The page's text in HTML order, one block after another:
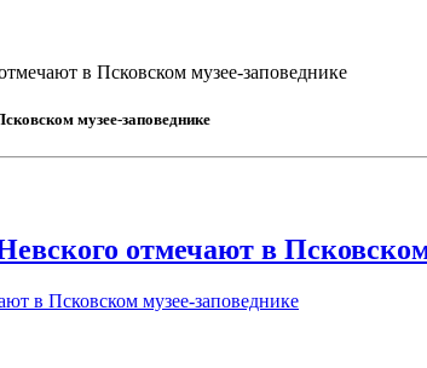
в Псковском музее-заповеднике
музее-заповеднике
отмечают в
в Псковском музее-заповеднике